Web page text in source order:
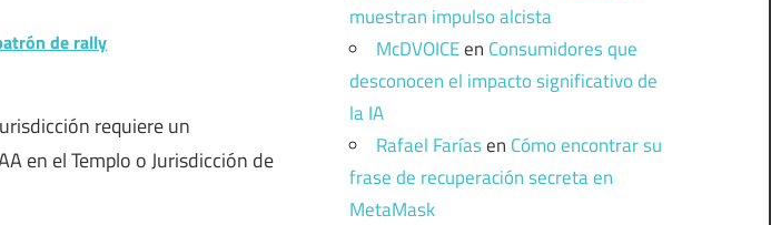
de rally
requiere un
en el Templo o Jurisdicción de
muestran impulso alcista
McDVOICEen Consumidores que
desconocen el impacto significativo de
la IA
Rafael Faríasen Cómo encontrar su
frase de recuperación secreta en
MetaMask